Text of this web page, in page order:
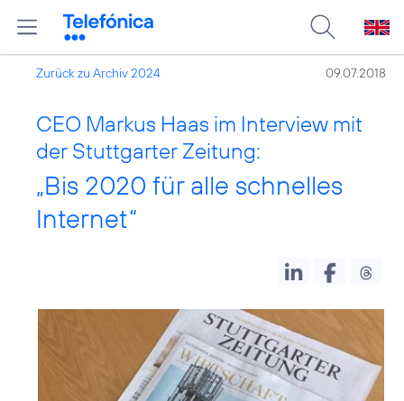
Zurück zu Archiv 2024 09.07.2018
CEO Markus Haas im Interview mit
der Stuttgarter Zeitung:
„Bis 2020 für alle schnelles
Internet“